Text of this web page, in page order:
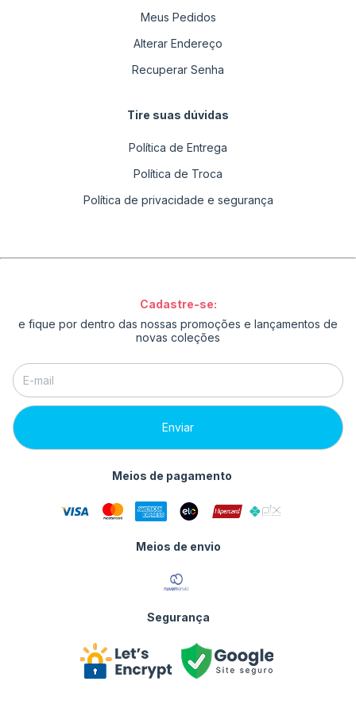
Meus Pedidos
Alterar Endereço
Recuperar Senha
Tire suas dúvidas
Política de Entrega
Política de Troca
Política de privacidade e segurança
Cadastre-se:
e fique por dentro das nossas promoções e lançamentos de
novas coleções
Meios de pagamento
Meios de envio
Segurança